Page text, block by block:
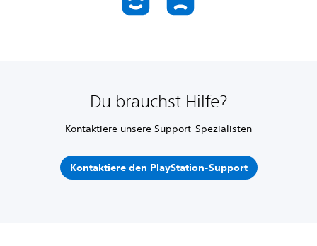
Du brauchst Hilfe?
Kontaktiere unsere Support-Spezialisten
Kontaktiere den PlayStation-Support